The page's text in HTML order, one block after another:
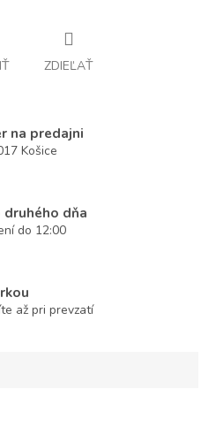
ZDIEĽAŤ
na predajni
Košice
druhého dňa
do 12:00
až pri prevzatí